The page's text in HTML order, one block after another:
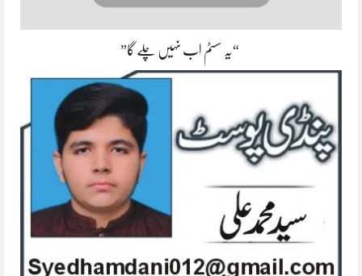
“یہ سسٹم اب نہیں چلے گا”